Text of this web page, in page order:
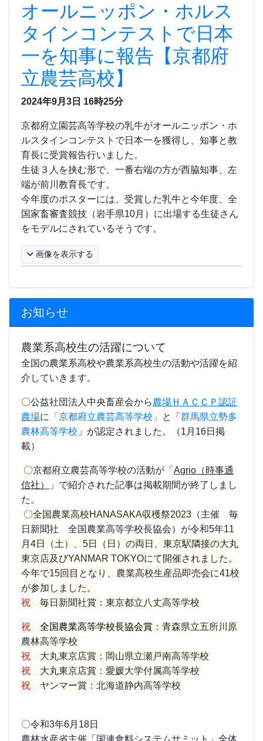
オールニッポン・ホルス
タインコンテストで日本
一を知事に報告【京都府
立農芸高校】
2024年9月3日 16時25分
京都府立園芸高等学校の乳牛がオールニッポン・ホ
ルスタインコンテストで日本一を獲得し、知事と教
育長に受賞報告行いました。
生徒３人を挟む形で、一番右端の方が西脇知事、左
端が前川教育長です。
今年度のポスターには、受賞した乳牛と今年度、全
国家畜審査競技（岩手県10月）に出場する生徒さん
をモデルにされているそうです。
画像を表示する
お知らせ
農業系高校生の活躍について
全国の農業系高校や農業系高校生の活動や活躍を紹
介していきます。
〇公益社団法人中央畜産会から農場ＨＡＣＣＰ認証
農場に 「京都府立農芸高等学校」 と「 群馬県立勢多
農林高等学校 」が認定されました。（1月16日掲
載）
〇京都府立農芸高等学校の活動が 「 Agrio（時事通
信社）
」 で紹介された記事は掲載期間が終了しまし
た。
〇全国農業高校HANASAKA収穫祭2023 （主催 毎
日新聞社 全国農業高等学校長協会）が令和5年11
月4日（土）、5日（日）の両日、東京駅隣接の大丸
東京店及びYANMAR TOKYOにて開催されました。
今年で15回目となり、農業高校生産品即売会に41校
が参加しました。
祝 毎日新聞社賞：東京都立八丈高等学校
祝 全国農業高等学校長協会賞 ：青森県立五所川原
農林高等学校
祝 大丸東京店賞：岡山県立瀬戸南高等学校
祝 大丸東京店賞：愛媛大学付属高等学校
祝 ヤンマー賞：北海道静内高等学校
〇令和3年6月18日